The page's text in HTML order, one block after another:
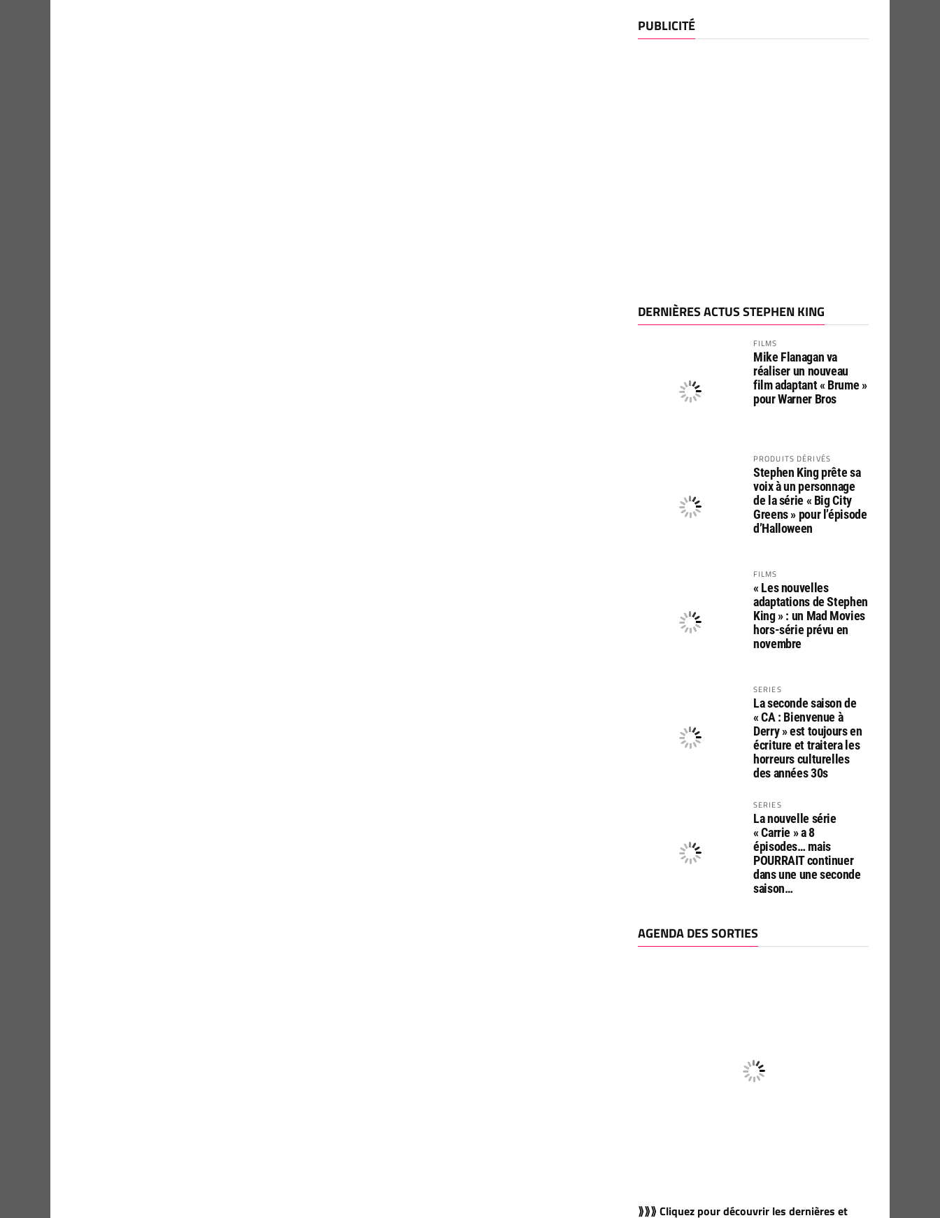
PUBLICITÉ
DERNIÈRES ACTUS STEPHEN KING
FILMS
Mike Flanagan va
réaliser un nouveau
film adaptant « Brume »
pour Warner Bros
PRODUITS DÉRIVÉS
Stephen King prête sa
voix à un personnage
de la série « Big City
Greens » pour l’épisode
d’Halloween
FILMS
« Les nouvelles
adaptations de Stephen
King » : un Mad Movies
hors-série prévu en
novembre
SERIES
La seconde saison de
« CA : Bienvenue à
Derry » est toujours en
écriture et traitera les
horreurs culturelles
des années 30s
SERIES
La nouvelle série
« Carrie » a 8
épisodes… mais
POURRAIT continuer
dans une une seconde
saison…
AGENDA DES SORTIES
⟫⟫⟫ Cliquez pour découvrir les dernières et